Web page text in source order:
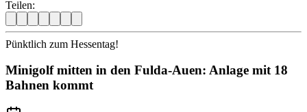
Teilen:
Pünktlich zum Hessentag!
Minigolf mitten in den Fulda-Auen: Anlage mit 18
Bahnen kommt